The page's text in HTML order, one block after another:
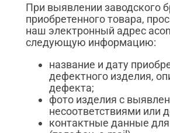
При выявлении заводского
приобретенного товара,
наш электронный адрес
следующую информацию:
название и дату
дефектного изделия,
дефекта;
фото изделия с
несоответствиями или
контактные данные для